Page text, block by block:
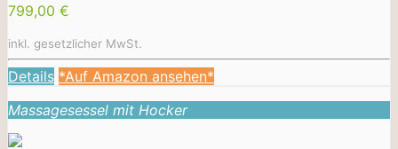
799,00 €
inkl. gesetzlicher MwSt.
Details *Auf Amazon ansehen*
Massagesessel mit Hocker